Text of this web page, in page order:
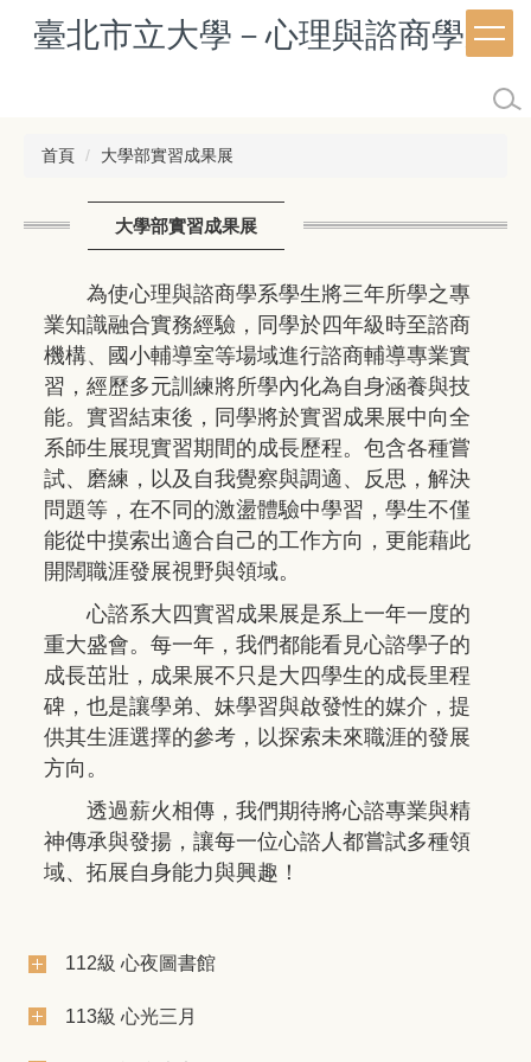
臺北市立大學－心理與諮商學系
首頁 大學部實習成果展
大學部實習成果展
為使心理與諮商學系學生將三年所學之專
業知識融合實務經驗，同學於四年級時至諮商
機構、國小輔導室等場域進行諮商輔導專業實
習，經歷多元訓練將所學內化為自身涵養與技
能。實習結束後，同學將於實習成果展中向全
系師生展現實習期間的成長歷程。包含各種嘗
試、磨練，以及自我覺察與調適、反思，解決
問題等，在不同的激盪體驗中學習，學生不僅
能從中摸索出適合自己的工作方向，更能藉此
開闊職涯發展視野與領域。
心諮系大四實習成果展是系上一年一度的
重大盛會。每一年，我們都能看見心諮學子的
成長茁壯，成果展不只是大四學生的成長里程
碑，也是讓學弟、妹學習與啟發性的媒介，提
供其生涯選擇的參考，以探索未來職涯的發展
方向。
透過薪火相傳，我們期待將心諮專業與精
神傳承與發揚，讓每一位心諮人都嘗試多種領
域、拓展自身能力與興趣！
112級 心夜圖書館
113級 心光三月